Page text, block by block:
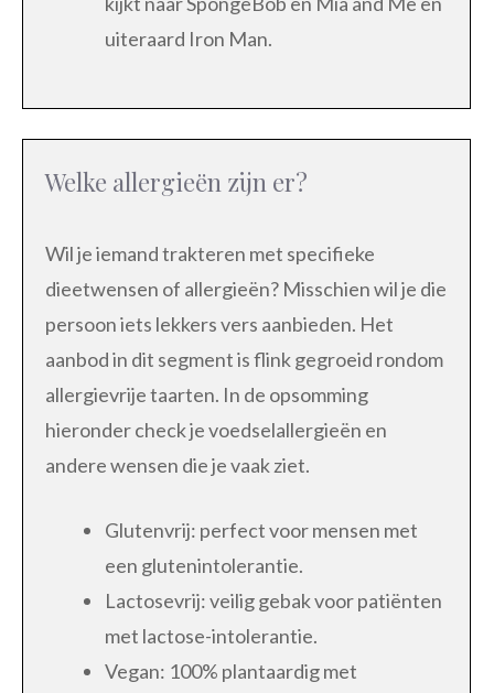
uiteraard Iron Man.
Welke allergieën zijn er?
Wil je iemand trakteren met specifieke
dieetwensen of allergieën? Misschien wil je die
persoon iets lekkers vers aanbieden. Het
aanbod in dit segment is flink gegroeid rondom
allergievrije taarten. In de opsomming
hieronder check je voedselallergieën en
andere wensen die je vaak ziet.
Glutenvrij: perfect voor mensen met
een glutenintolerantie.
Lactosevrij: veilig gebak voor patiënten
met lactose-intolerantie.
Vegan: 100% plantaardig met